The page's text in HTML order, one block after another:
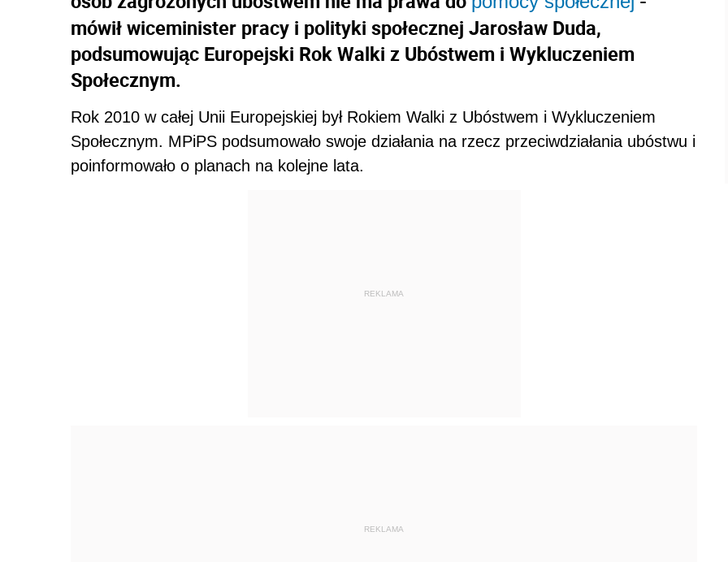
mówił wiceminister pracy i polityki społecznej Jarosław Duda,
podsumowując Europejski Rok Walki z Ubóstwem i Wykluczeniem
Społecznym.
Rok 2010 w całej Unii Europejskiej był Rokiem Walki z Ubóstwem i Wykluczeniem
Społecznym. MPiPS podsumowało swoje działania na rzecz przeciwdziałania ubóstwu i
poinformowało o planach na kolejne lata.
REKLAMA
REKLAMA